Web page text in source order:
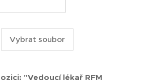
Vybrat soubor
"Vedoucí lékař RFM